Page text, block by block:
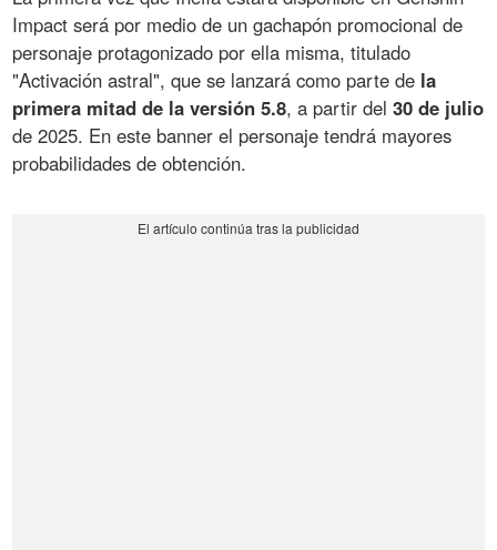
Impact será por medio de un gachapón promocional de
personaje protagonizado por ella misma, titulado
"Activación astral", que se lanzará como parte de la
primera mitad de la versión 5.8, a partir del30 de julio
de 2025. En este banner el personaje tendrá mayores
probabilidades de obtención.